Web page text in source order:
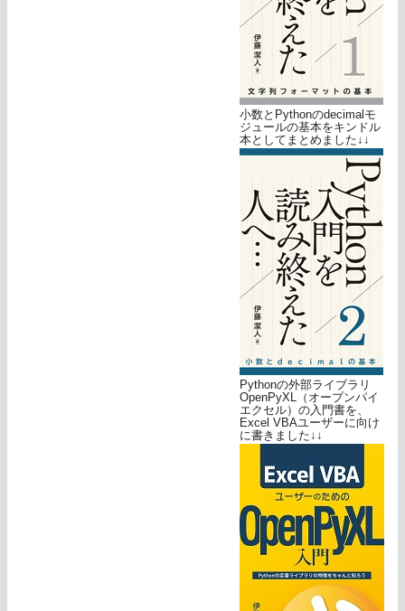
小数とPythonのdecimalモ
ジュールの基本をキンドル
本としてまとめました↓↓
Pythonの外部ライブラリ
OpenPyXL（オープンパイ
エクセル）の入門書を、
Excel VBAユーザーに向け
に書きました↓↓